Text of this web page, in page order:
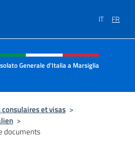
IT FR
et en-tête de
Generale d'Italia a Marsiglia
consulaires et visas >
>
documents